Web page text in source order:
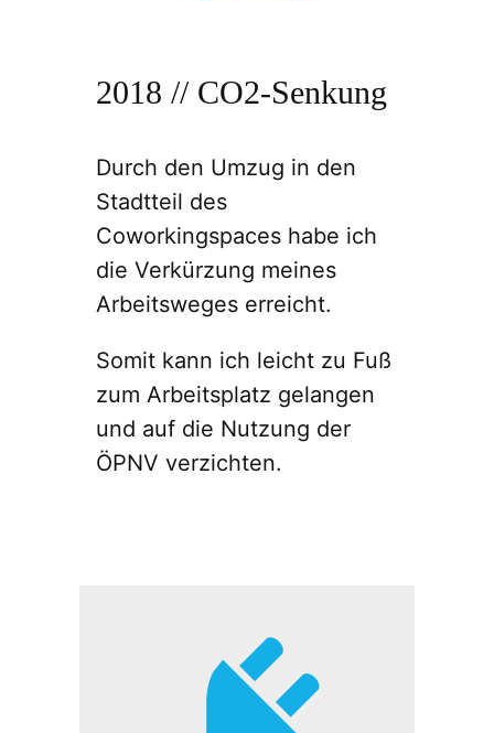
2018 // CO2-Senkung
Durch den Umzug in den
Stadtteil des
Coworkingspaces habe ich
die Verkürzung meines
Arbeitsweges erreicht.
Somit kann ich leicht zu Fuß
zum Arbeitsplatz gelangen
und auf die Nutzung der
ÖPNV verzichten.